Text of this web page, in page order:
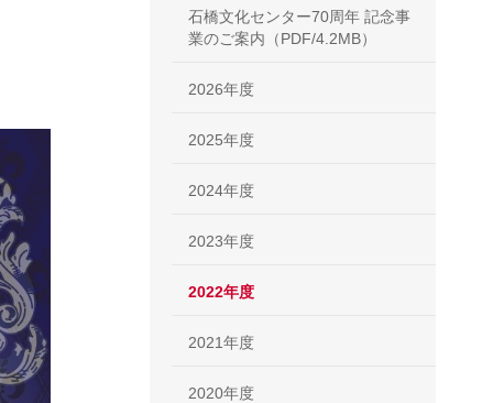
石橋文化センター70周年 記念事
業のご案内（PDF/4.2MB）
2026年度
2025年度
2024年度
2023年度
2022年度
2021年度
2020年度